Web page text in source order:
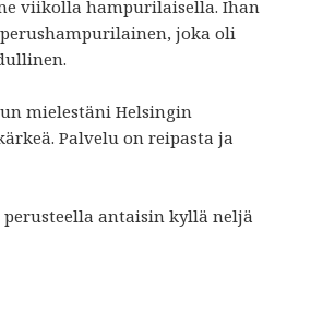
viikolla hampurilaisella. Ihan
joka oli
mielestäni Helsingin
Palvelu on reipasta ja
antaisin kyllä neljä